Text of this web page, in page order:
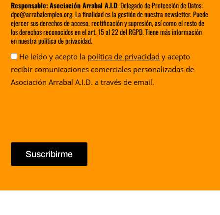
Responsable: Asociación Arrabal A.I.D. Delegado de Protección de Datos:
dpo@arrabalempleo.org. La finalidad es la gestión de nuestra newsletter. Puede
ejercer sus derechos de acceso, rectificación y supresión, así como el resto de
los derechos reconocidos en el art. 15 al 22 del RGPD. Tiene más información
en nuestra política de privacidad.
Aceptación
He leído y acepto la política de privacidad y acepto
recibir comunicaciones comerciales personalizadas de
Asociación Arrabal A.I.D. a través de email.
Suscribirme